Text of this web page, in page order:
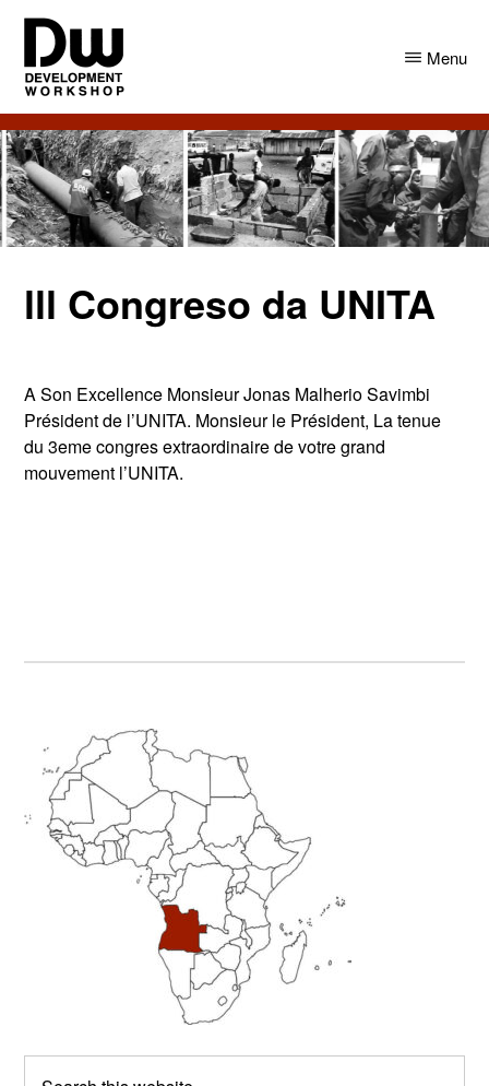
Skip
main
content
Skip
primary
sidebar
DW
Angola
Development
Workshop
Angola
Menu
lll Congreso da UNITA
A Son Excellence Monsieur Jonas Malherio Savimbi
Président de l’UNITA. Monsieur le Président, La tenue
du 3eme congres extraordinaire de votre grand
mouvement l’UNITA.
Primary
Sidebar